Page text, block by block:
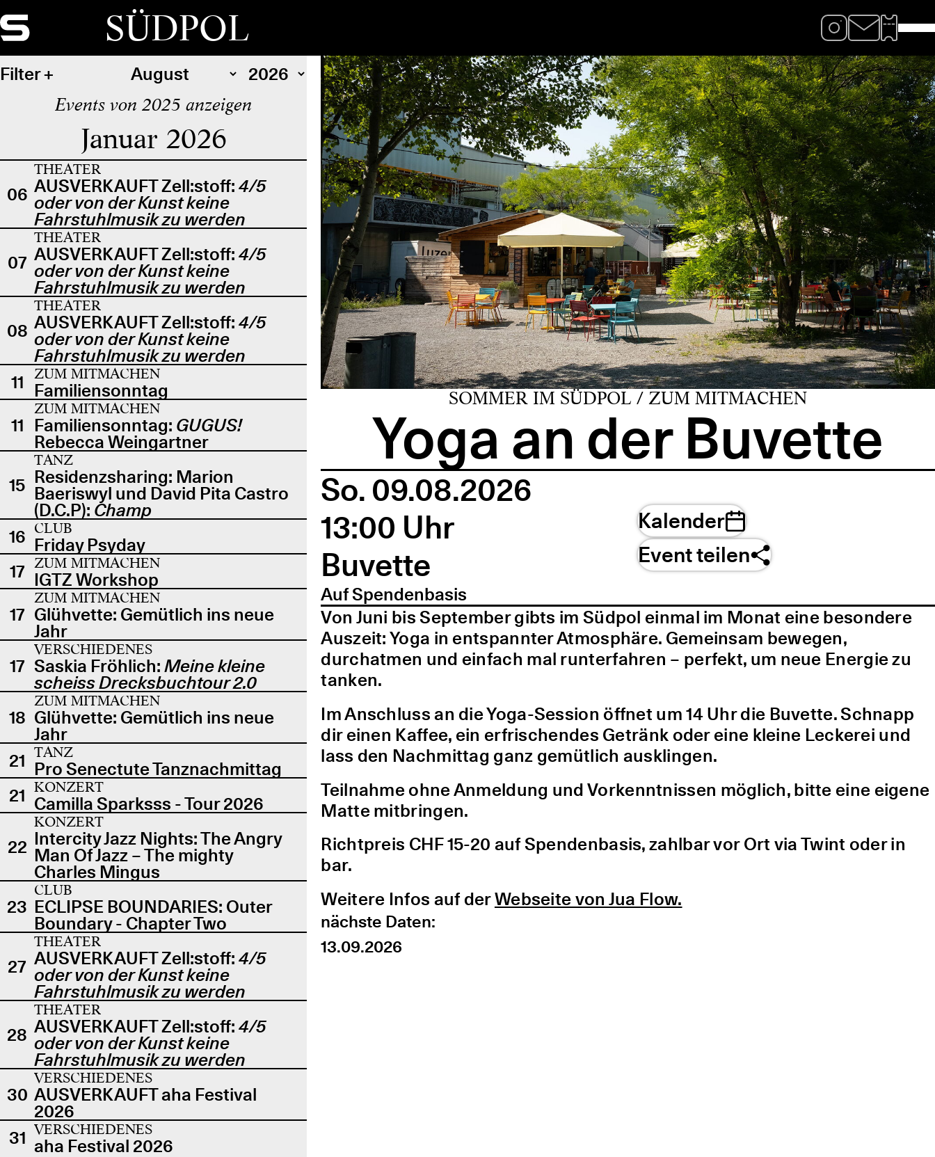
SÜDPOL
Filter
Events von 2025 anzeigen
Januar 2026
06
THEATER
AUSVERKAUFT Zell:stoff: 4/5
oder von der Kunst keine
Fahrstuhlmusik zu werden
07
THEATER
AUSVERKAUFT Zell:stoff: 4/5
oder von der Kunst keine
Fahrstuhlmusik zu werden
08
THEATER
AUSVERKAUFT Zell:stoff: 4/5
oder von der Kunst keine
Fahrstuhlmusik zu werden
11
ZUM MITMACHEN
Familiensonntag
11
ZUM MITMACHEN
Familiensonntag: GUGUS!
Rebecca Weingartner
15
TANZ
Residenzsharing: Marion
Baeriswyl und David Pita Castro
(D.C.P): Champ
16 CLUB
Friday Psyday
17 ZUM MITMACHEN
IGTZ Workshop
17
ZUM MITMACHEN
Glühvette: Gemütlich ins neue
Jahr
17
VERSCHIEDENES
Saskia Fröhlich: Meine kleine
scheiss Drecksbuchtour 2.0
18
ZUM MITMACHEN
Glühvette: Gemütlich ins neue
Jahr
21 TANZ
Pro Senectute Tanznachmittag
21 KONZERT
Camilla Sparksss - Tour 2026
22
KONZERT
Intercity Jazz Nights: The Angry
Man Of Jazz – The mighty
Charles Mingus
23
CLUB
ECLIPSE BOUNDARIES: Outer
Boundary - Chapter Two
27
THEATER
AUSVERKAUFT Zell:stoff: 4/5
oder von der Kunst keine
Fahrstuhlmusik zu werden
28
THEATER
AUSVERKAUFT Zell:stoff: 4/5
oder von der Kunst keine
Fahrstuhlmusik zu werden
30
VERSCHIEDENES
AUSVERKAUFT aha Festival
2026
31 VERSCHIEDENES
aha Festival 2026
SOMMER IM SÜDPOL / ZUM MITMACHEN
Yoga an der Buvette
So. 09.08.2026
13:00 Uhr
Buvette
Auf Spendenbasis
Kalender
Event teilen
Von Juni bis September gibts im Südpol einmal im Monat eine besondere
Auszeit: Yoga in entspannter Atmosphäre. Gemeinsam bewegen,
durchatmen und einfach mal runterfahren – perfekt, um neue Energie zu
tanken.
Im Anschluss an die Yoga-Session öffnet um 14 Uhr die Buvette. Schnapp
dir einen Kaffee, ein erfrischendes Getränk oder eine kleine Leckerei und
lass den Nachmittag ganz gemütlich ausklingen.
Teilnahme ohne Anmeldung und Vorkenntnissen möglich, bitte eine eigene
Matte mitbringen.
Richtpreis CHF 15-20 auf Spendenbasis, zahlbar vor Ort via Twint oder in
bar.
Weitere Infos auf derWebseite von Jua Flow.
nächste Daten:
13.09.2026